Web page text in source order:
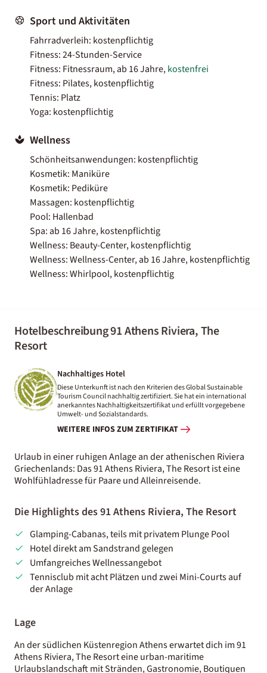
Sport und Aktivitäten
Fahrradverleih: kostenpflichtig
Fitness: 24-Stunden-Service
Fitness: Fitnessraum, ab 16 Jahre,kostenfrei
Fitness: Pilates, kostenpflichtig
Tennis: Platz
Yoga: kostenpflichtig
Wellness
Schönheitsanwendungen: kostenpflichtig
Kosmetik: Maniküre
Kosmetik: Pediküre
Massagen: kostenpflichtig
Pool: Hallenbad
Spa: ab 16 Jahre, kostenpflichtig
Wellness: Beauty-Center, kostenpflichtig
Wellness: Wellness-Center, ab 16 Jahre, kostenpflichtig
Wellness: Whirlpool, kostenpflichtig
Hotelbeschreibung 91 Athens Riviera, The
Resort
Nachhaltiges Hotel
Diese Unterkunft ist nach den Kriterien des Global Sustainable
Tourism Council nachhaltig zertifiziert. Sie hat ein international
anerkanntes Nachhaltigkeitszertifikat und erfüllt vorgegebene
Umwelt- und Sozialstandards.
WEITERE INFOS ZUM ZERTIFIKAT
Urlaub in einer ruhigen Anlage an der athenischen Riviera
Griechenlands: Das 91 Athens Riviera, The Resort ist eine
Wohlfühladresse für Paare und Alleinreisende.
Die Highlights des 91 Athens Riviera, The Resort
Glamping-Cabanas, teils mit privatem Plunge Pool
Hotel direkt am Sandstrand gelegen
Umfangreiches Wellnessangebot
Tennisclub mit acht Plätzen und zwei Mini-Courts auf
der Anlage
Lage
An der südlichen Küstenregion Athens erwartet dich im 91
Athens Riviera, The Resort eine urban-maritime
Urlaubslandschaft mit Stränden, Gastronomie, Boutiquen